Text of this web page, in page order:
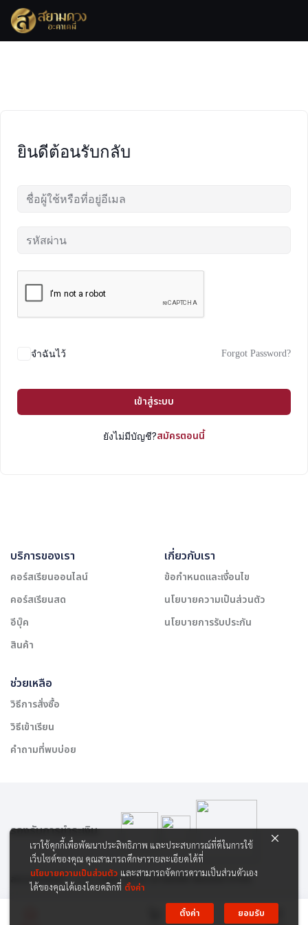
Skip
content
ยินดีต้อนรับกลับ
จำฉันไว้ Forgot Password?
เข้าสู่ระบบ
ยังไม่มีบัญชี?สมัครตอนนี้
บริการของเรา
คอร์สเรียนออนไลน์
คอร์สเรียนสด
อีบุ๊ค
สินค้า
เกี่ยวกับเรา
ข้อกำหนดและเงื่อนไข
นโยบายความเป็นส่วนตัว
นโยบายการรับประกัน
ช่วยเหลือ
วิธีการสั่งซื้อ
วิธีเข้าเรียน
คำถามที่พบบ่อย
สงวนลิขสิทธิ์ © 2565 บริษัท สยาม เคาเซิลลิ่ง เซ็นเตอร์ จำกัด
รองรับการชำระเงิน:
เราใช้คุกกี้เพื่อพัฒนาประสิทธิภาพ และประสบการณ์ที่ดีในการใช้
เว็บไซต์ของคุณ คุณสามารถศึกษารายละเอียดได้ที่
นโยบายความเป็นส่วนตัว และสามารถจัดการความเป็นส่วนตัวเอง
ได้ของคุณได้เองโดยคลิกที่ ตั้งค่า
ตั้งค่า
ยอมรับ